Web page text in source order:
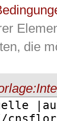
die